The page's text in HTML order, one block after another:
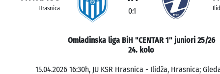
Hrasnica 0:1
Omladinska liga BiH "CENTAR 1" juniori 25/26
24. kolo
15.04.2026 16:30h, JU KSR Hrasnica - Ilidža, Hrasnica;